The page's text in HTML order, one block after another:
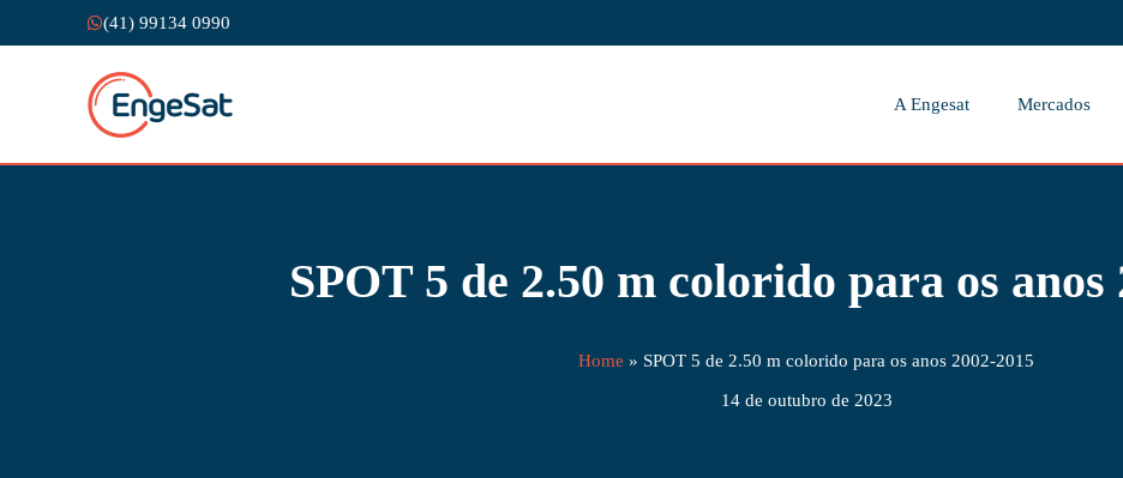
(41) 99134 0990
A Engesat Mercados
SPOT 5 de 2.50 m colorido para os anos
Home » SPOT 5 de 2.50 m colorido para os anos 2002-2015
14 de outubro de 2023